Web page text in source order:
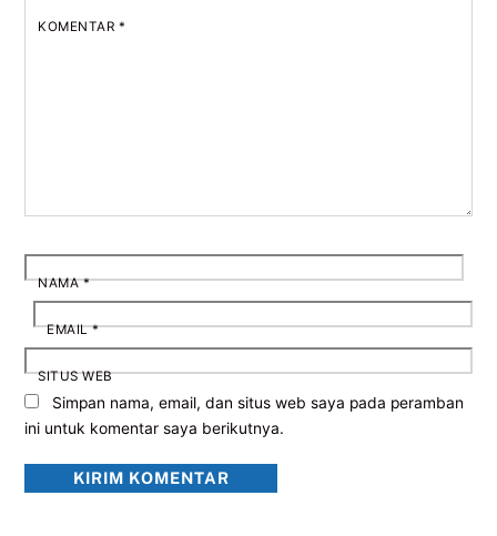
KOMENTAR *
NAMA*
EMAIL*
SITUS WEB
Simpan nama, email, dan situs web saya pada peramban
ini untuk komentar saya berikutnya.